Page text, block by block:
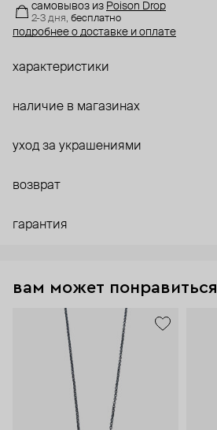
самовывоз из Poison Drop
2-3 дня, бесплатно
подробнее о доставке и оплате
характеристики
наличие в магазинах
уход за украшениями
возврат
гарантия
вам может понравиться